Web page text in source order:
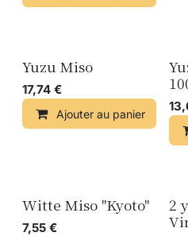
Yuzu Miso
17,74 €
Ajouter au panier
Witte Miso "Kyoto"
7,55 €
2